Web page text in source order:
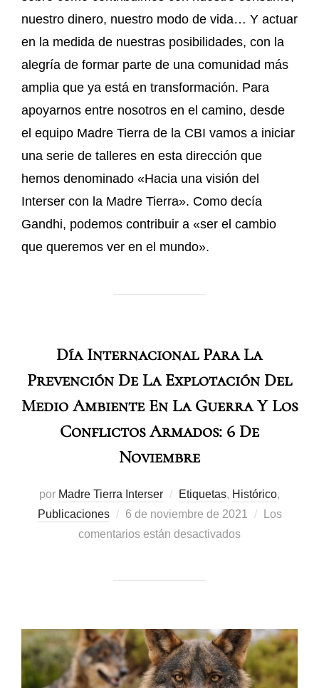
nuestro dinero, nuestro modo de vida… Y actuar
en la medida de nuestras posibilidades, con la
alegría de formar parte de una comunidad más
amplia que ya está en transformación. Para
apoyarnos entre nosotros en el camino, desde
el equipo Madre Tierra de la CBI vamos a iniciar
una serie de talleres en esta dirección que
hemos denominado «Hacia una visión del
Interser con la Madre Tierra». Como decía
Gandhi, podemos contribuir a «ser el cambio
que queremos ver en el mundo».
Día Internacional Para La
Prevención De La Explotación Del
Medio Ambiente En La Guerra Y Los
Conflictos Armados: 6 De
Noviembre
por Madre Tierra Interser Etiquetas, Histórico,
Publicaciones
6 de noviembre de 2021
Los
comentarios están desactivados